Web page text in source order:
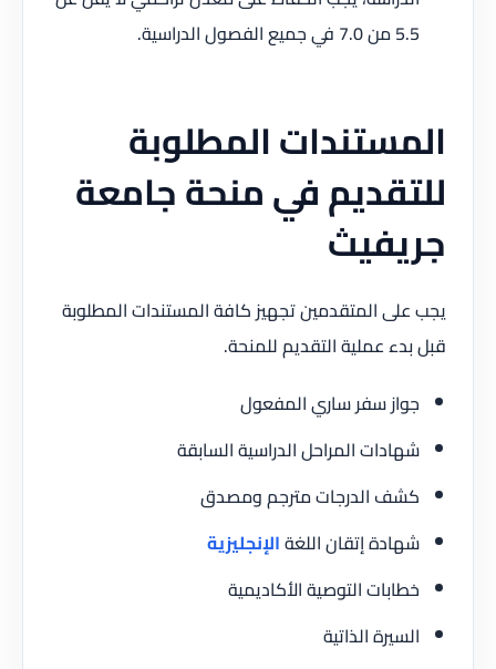
5.5 من 7.0 في جميع الفصول الدراسية.
المستندات المطلوبة
للتقديم في منحة جامعة
جريفيث
يجب على المتقدمين تجهيز كافة المستندات المطلوبة
قبل بدء عملية التقديم للمنحة.
جواز سفر ساري المفعول
شهادات المراحل الدراسية السابقة
كشف الدرجات مترجم ومصدق
شهادة إتقان اللغةالإنجليزية
خطابات التوصية الأكاديمية
السيرة الذاتية